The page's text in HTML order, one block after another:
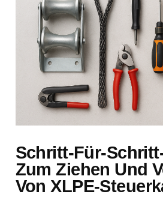
Schritt-Für-
Zum Ziehen Und
Von XLPE-